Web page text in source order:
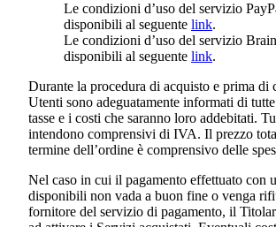
Le condizioni d’uso del servizio
disponibili al seguente link.
Le condizioni d’uso del servizio
disponibili al seguente link.
Durante la procedura di acquisto e prima di
Utenti sono adeguatamente informati di
tasse e i costi che saranno loro addebitati.
intendono comprensivi di IVA. Il prezzo
termine dell’ordine è comprensivo delle
Nel caso in cui il pagamento effettuato con
disponibili non vada a buon fine o venga
fornitore del servizio di pagamento, il